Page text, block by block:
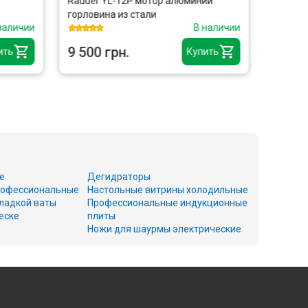
Купить
горловина из стали
В наличии
9 500 грн.
ваты
Дегидраторы
Настольные витрины холодильные
Профессиональные индукционные
плиты
Ножи для шаурмы электрические